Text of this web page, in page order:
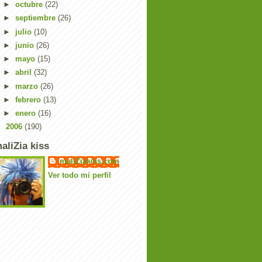
► octubre (22)
► septiembre (26)
► julio (10)
► junio (26)
► mayo (15)
► abril (32)
► marzo (26)
► febrero (13)
► enero (16)
2006 (190)
kiss
maliZiakiss.com
Ver todo mi perfil